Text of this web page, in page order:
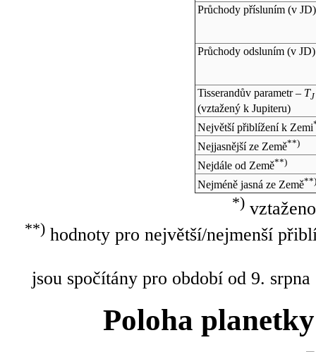
Průchody přísluním (v JD)
Průchody odsluním (v JD)
Tisserandův parametr – TJ
(vztažený k Jupiteru)
Největší přiblížení k Zemi
Nejjasnější ze Země**)
Nejdále od Země**)
Nejméně jasná ze Země**)
*)
**)hodnoty pro největší/nejmenší
jsou spočítány pro období od 9.
Poloha